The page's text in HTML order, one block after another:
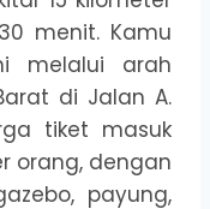
menit. Kamu
melalui arah
di Jalan A.
tiket masuk
orang, dengan
payung,